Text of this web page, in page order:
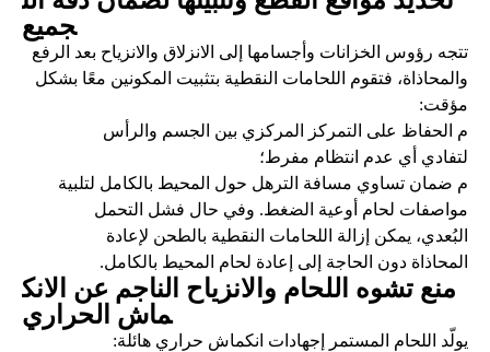
جميع
تتجه رؤوس الخزانات وأجسامها إلى الانزلاق والانزياح بعد الرفع
والمحاذاة، فتقوم اللحامات النقطية بتثبيت المكونين معًا بشكل
مؤقت:
م الحفاظ على التمركز المركزي بين الجسم والرأس
لتفادي أي عدم انتظام مفرط؛
م ضمان تساوي مسافة الترهل حول المحيط بالكامل لتلبية
مواصفات لحام أوعية الضغط. وفي حال فشل التحمل
البُعدي، يمكن إزالة اللحامات النقطية بالطحن لإعادة
المحاذاة دون الحاجة إلى إعادة لحام المحيط بالكامل.
منع تشوه اللحام والانزياح الناجم عن الانك
ماش الحراري
يولّد اللحام المستمر إجهادات انكماش حراري هائلة: